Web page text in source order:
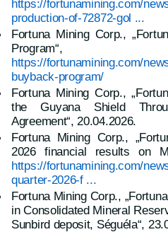
https://fortunamining.com/
production-of-72872-gol ...
Fortuna Mining Corp.,
Program“,
https://fortunamining.com/
buyback-program/
Fortuna Mining Corp.,
the Guyana Shield
Agreement“, 20.04.2026.
Fortuna Mining Corp.,
2026 financial results on
https://fortunamining.com/
quarter-2026-f ...
Fortuna Mining Corp.,
in Consolidated Mineral
Sunbird deposit, Séguéla“,